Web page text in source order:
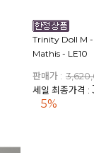
Trinity Doll M -
Mathis - LE10
판매가 :
세일 최종가격 :
5%